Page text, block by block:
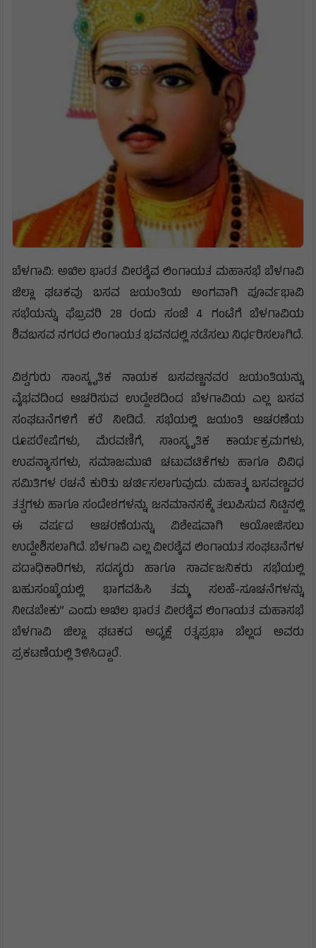
ಬೆಳಗಾವಿ: ಅಖಿಲ ಭಾರತ ವೀರಶೈವ ಲಿಂಗಾಯತ ಮಹಾಸಭೆ ಬೆಳಗಾವಿ
ಜಿಲ್ಲಾ ಘಟಕವು ಬಸವ ಜಯಂತಿಯ ಅಂಗವಾಗಿ ಪೂರ್ವಭಾವಿ
ಸಭೆಯನ್ನು ಫೆಬ್ರವರಿ 28 ರಂದು ಸಂಜೆ 4 ಗಂಟೆಗೆ ಬೆಳಗಾವಿಯ
ಶಿವಬಸವ ನಗರದ ಲಿಂಗಾಯತ ಭವನದಲ್ಲಿ ನಡೆಸಲು ನಿರ್ಧರಿಸಲಾಗಿದೆ.
ವಿಶ್ವಗುರು ಸಾಂಸ್ಕೃತಿಕ ನಾಯಕ ಬಸವಣ್ಣನವರ ಜಯಂತಿಯನ್ನು
ವೈಭವದಿಂದ ಆಚರಿಸುವ ಉದ್ದೇಶದಿಂದ ಬೆಳಗಾವಿಯ ಎಲ್ಲ ಬಸವ
ಸಂಘಟನೆಗಳಿಗೆ ಕರೆ ನೀಡಿದೆ. ಸಭೆಯಲ್ಲಿ ಜಯಂತಿ ಆಚರಣೆಯ
ರೂಪರೇಷೆಗಳು, ಮೆರವಣಿಗೆ, ಸಾಂಸ್ಕೃತಿಕ ಕಾರ್ಯಕ್ರಮಗಳು,
ಉಪನ್ಯಾಸಗಳು, ಸಮಾಜಮುಖಿ ಚಟುವಟಿಕೆಗಳು ಹಾಗೂ ವಿವಿಧ
ಸಮಿತಿಗಳ ರಚನೆ ಕುರಿತು ಚರ್ಚಿಸಲಾಗುವುದು. ಮಹಾತ್ಮ ಬಸವಣ್ಣವರ
ತತ್ವಗಳು ಹಾಗೂ ಸಂದೇಶಗಳನ್ನು ಜನಮಾನಸಕ್ಕೆ ತಲುಪಿಸುವ ನಿಟ್ಟಿನಲ್ಲಿ
ಈ ವರ್ಷದ ಆಚರಣೆಯನ್ನು ವಿಶೇಷವಾಗಿ ಆಯೋಜಿಸಲು
ಉದ್ದೇಶಿಸಲಾಗಿದೆ. ಬೆಳಗಾವಿ ಎಲ್ಲ ವೀರಶೈವ ಲಿಂಗಾಯತ ಸಂಘಟನೆಗಳ
ಪದಾಧಿಕಾರಿಗಳು, ಸದಸ್ಯರು ಹಾಗೂ ಸಾರ್ವಜನಿಕರು ಸಭೆಯಲ್ಲಿ
ಬಹುಸಂಖ್ಯೆಯಲ್ಲಿ ಭಾಗವಹಿಸಿ ತಮ್ಮ ಸಲಹೆ-ಸೂಚನೆಗಳನ್ನು
ನೀಡಬೇಕು” ಎಂದು ಅಖಿಲ ಭಾರತ ವೀರಶೈವ ಲಿಂಗಾಯತ ಮಹಾಸಭೆ
ಬೆಳಗಾವಿ ಜಿಲ್ಲಾ ಘಟಕದ ಅಧ್ಯಕ್ಷೆ ರತ್ನಪ್ರಭಾ ಬೆಲ್ಲದ ಅವರು
ಪ್ರಕಟಣೆಯಲ್ಲಿ ತಿಳಿಸಿದ್ದಾರೆ.